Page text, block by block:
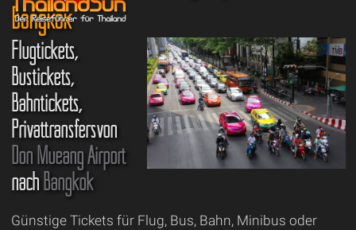
Bangkok
Flugtickets,
Bustickets,
Bahntickets,
Privattransfersvon
Don Mueang Airport
nach Bangkok
Günstige Tickets für Flug, Bus, Bahn, Minibus oder